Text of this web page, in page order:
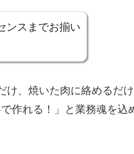
ンスまでお揃い
け、焼いた肉に絡めるだ
作れる！」と業務魂を込